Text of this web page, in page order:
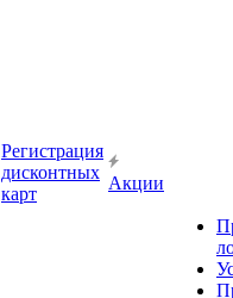
Регистрация
дисконтных
карт
Акции